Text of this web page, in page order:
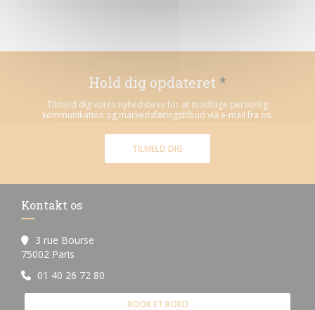
Hold dig opdateret *
Tilmeld dig vores nyhedsbrev for at modtage personlig
kommunikation og markedsføringstilbud via e-mail fra os.
TILMELD DIG
Kontakt os
3 rue Bourse
75002 Paris
01 40 26 72 80
BOOK ET BORD